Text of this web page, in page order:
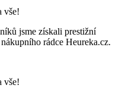
vše!
jsme získali prestižní
rádce Heureka.cz.
vše!